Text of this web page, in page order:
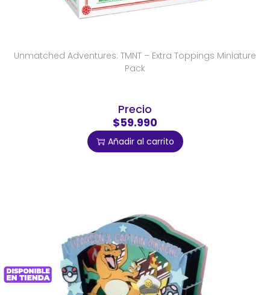
Unmatched Adventures: TMNT – Extra Toppings Miniature
Pack
Precio
$59.990
Añadir al carrito